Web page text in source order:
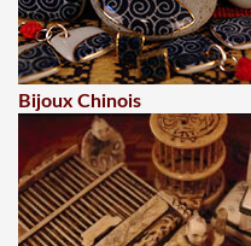
Bijoux Chinois